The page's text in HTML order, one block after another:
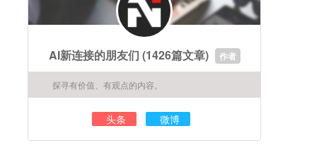
AI新连接的朋友们 (1426篇文章) 作者
探寻有价值、有观点的内容。
头条 微博